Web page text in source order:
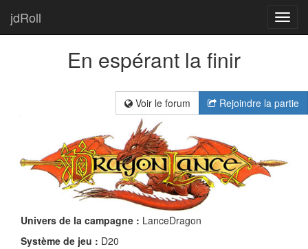
jdRoll
En espérant la finir
Voir le forum Rejoindre la partie
Univers de la campagne : LanceDragon
Système de jeu : D20